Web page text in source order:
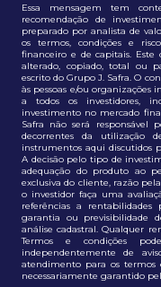
Essa mensagem tem
recomendação de
preparado por analista de
os termos, condições e
financeiro e de capitais. Este
alterado, copiado, total ou
escrito do Grupo J. Safra. O
às pessoas e/ou organizações
a todos os investidores,
investimento no mercado
Safra não será responsável
decorrentes da utilização
instrumentos aqui discutidos
A decisão pelo tipo de
adequação do produto ao
exclusiva do cliente, razão
o investidor faça uma
referências a
garantia ou previsibilidade
análise cadastral. Qualquer
Termos e condições
independentemente de
atendimento para os termos
necessariamente garantido